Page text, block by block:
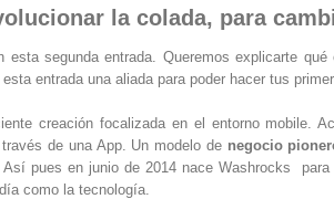
la colada, para
esta segunda entrada. Queremos explicarte
entrada una aliada para poder hacer tus
creación focalizada en el entorno mobile.
de una App. Un modelo de negocio
pues en junio de 2014 nace Washrocks
como la tecnología.